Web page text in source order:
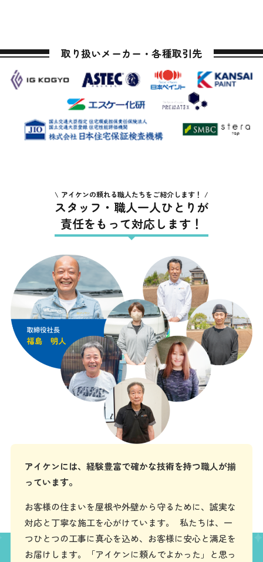
取り扱いメーカー・各種取引先
アイケンの頼れる職人たちをご紹介します！
スタッフ・職人一人ひとりが
責任をもって対応します！
アイケンには、経験豊富で確かな技術を持つ職人が揃
っています。
お客様の住まいを屋根や外壁から守るために、誠実な
対応と丁寧な施工を心がけています。 私たちは、一
つひとつの工事に真心を込め、お客様に安心と満足を
お届けします。「アイケンに頼んでよかった」と思っ